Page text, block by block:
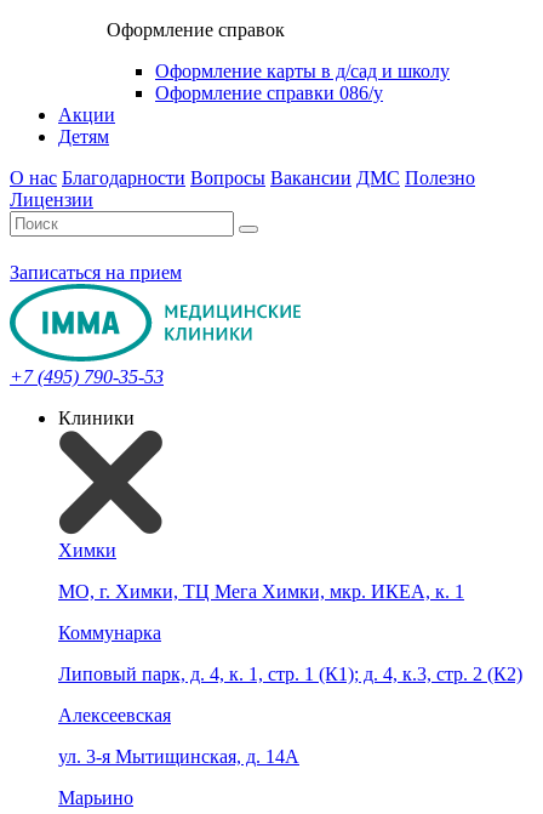
Оформление справок
Оформление карты в д/сад и школу
Оформление справки 086/у
Акции
Детям
О нас Благодарности Вопросы Вакансии ДМС Полезно
Лицензии
Записаться на прием
+7 (495) 790-35-53
Клиники
Химки
МО, г. Химки, ТЦ Мега Химки, мкр. ИКЕА, к. 1
Коммунарка
Липовый парк, д. 4, к. 1, стр. 1 (К1); д. 4, к.3, стр. 2 (К2)
Алексеевская
ул. 3-я Мытищинская, д. 14А
Марьино